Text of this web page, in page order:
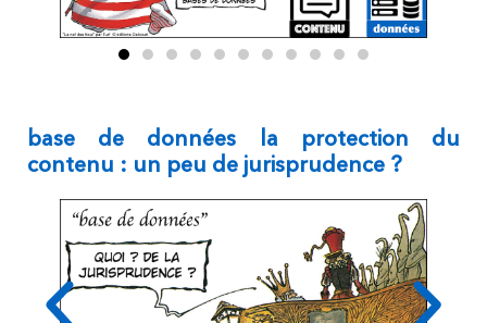
base de données la protection du
contenu : un peu de jurisprudence ?